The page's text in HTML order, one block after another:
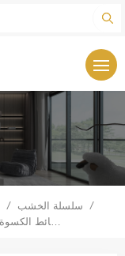
/ سلسلة الخشب
/